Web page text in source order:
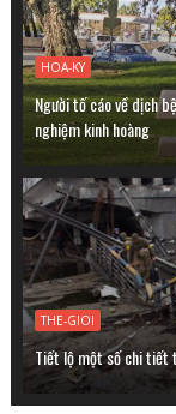
HOA-KY
Người tố cáo về dịch
nghiệm kinh hoàng
THE-GIOI
Tiết lộ một số chi tiết